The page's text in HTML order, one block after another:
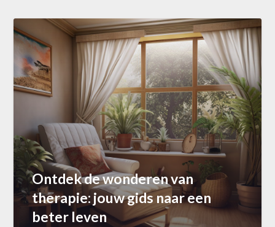
Ontdek de wonderen van
therapie: jouw gids naar een
beter leven